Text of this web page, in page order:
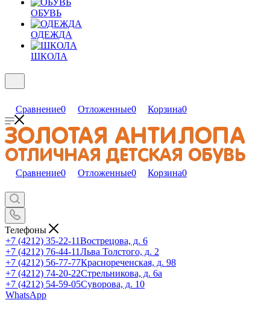
ОБУВЬ
ОДЕЖДА
ШКОЛА
Сравнение0 Отложенные0 Корзина0
Сравнение0 Отложенные0 Корзина0
Телефоны
+7 (4212) 35-22-11Вострецова, д. 6
+7 (4212) 76-44-11Льва Толстого, д. 2
+7 (4212) 56-77-77Краснореченская, д. 98
+7 (4212) 74-20-22Стрельникова, д. 6а
+7 (4212) 54-59-05Суворова, д. 10
WhatsApp